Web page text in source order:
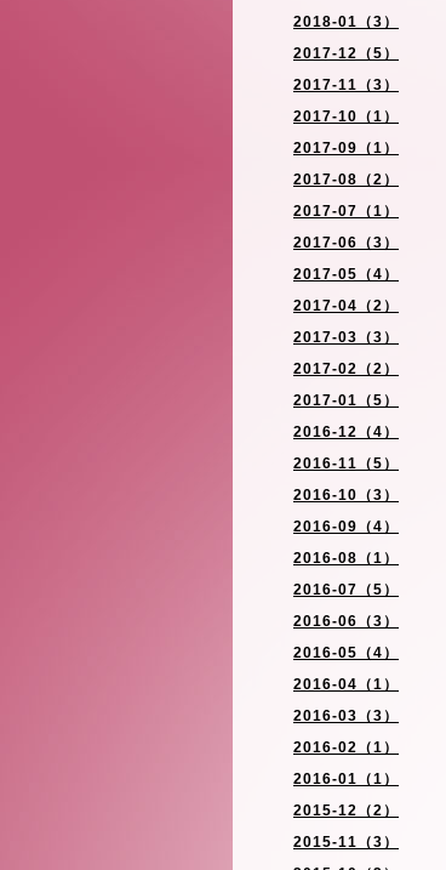
2018-01（3）
2017-12（5）
2017-11（3）
2017-10（1）
2017-09（1）
2017-08（2）
2017-07（1）
2017-06（3）
2017-05（4）
2017-04（2）
2017-03（3）
2017-02（2）
2017-01（5）
2016-12（4）
2016-11（5）
2016-10（3）
2016-09（4）
2016-08（1）
2016-07（5）
2016-06（3）
2016-05（4）
2016-04（1）
2016-03（3）
2016-02（1）
2016-01（1）
2015-12（2）
2015-11（3）